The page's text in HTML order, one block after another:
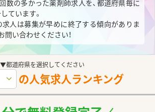
数の多かった薬剤師求人を、都道府県毎に
ています。
人は募集が早めに終了する傾向がありま
問い合わせください！
▼都道府県を選択してください